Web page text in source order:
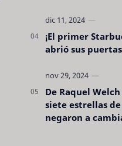
¡El primer
abrió sus
De Raquel
siete estrellas
negaron a